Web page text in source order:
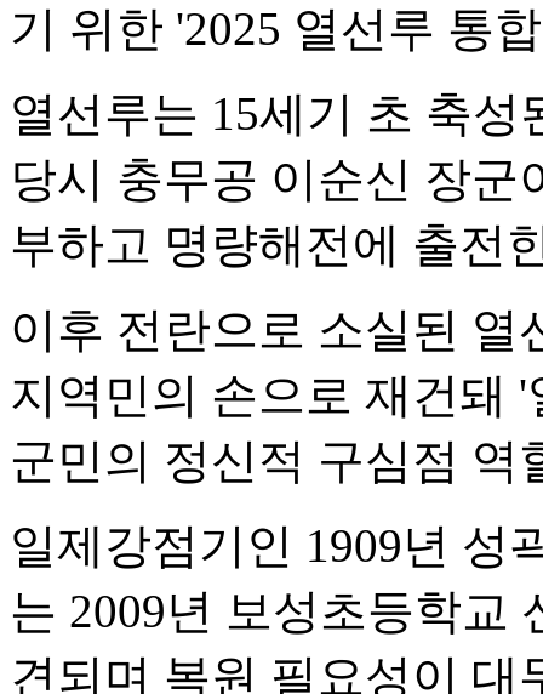
기 위한 '2025 열선루 통
열선루는 15세기 초 축
당시 충무공 이순신 장
부하고 명량해전에 출전
이후 전란으로 소실된 열
지역민의 손으로 재건돼
군민의 정신적 구심점 역
일제강점기인 1909년 성
는 2009년 보성초등학교
견되며 복원 필요성이 대